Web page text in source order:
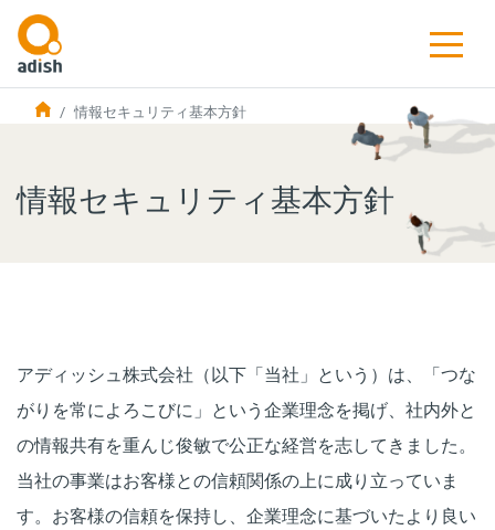
情報セキュリティ基本方針
情報セキュリティ基本方針
アディッシュ株式会社（以下「当社」という）は、「つな
がりを常によろこびに」という企業理念を掲げ、社内外と
の情報共有を重んじ俊敏で公正な経営を志してきました。
当社の事業はお客様との信頼関係の上に成り立っていま
す。お客様の信頼を保持し、企業理念に基づいたより良い